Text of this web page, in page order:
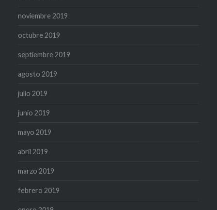
noviembre 2019
octubre 2019
septiembre 2019
agosto 2019
julio 2019
junio 2019
mayo 2019
abril 2019
marzo 2019
febrero 2019